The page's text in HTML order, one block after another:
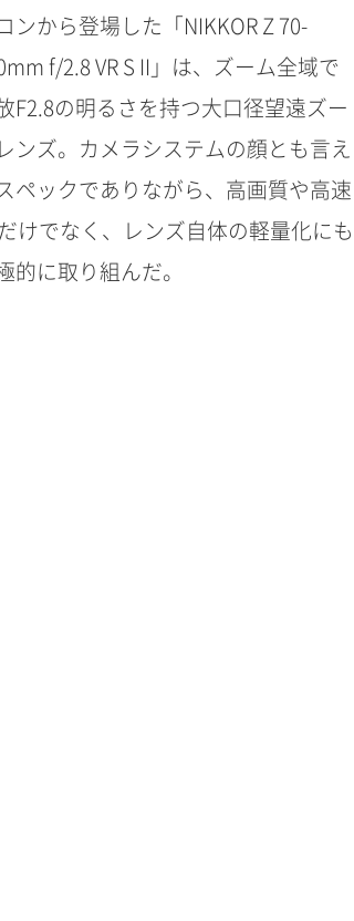
ンから登場した「NIKKOR Z 70-
f/2.8 VR S II」は、ズーム全域で
F2.8の明るさを持つ大口径望遠ズー
ンズ。カメラシステムの顔とも言え
ペックでありながら、高画質や高速
けでなく、レンズ自体の軽量化にも
的に取り組んだ。